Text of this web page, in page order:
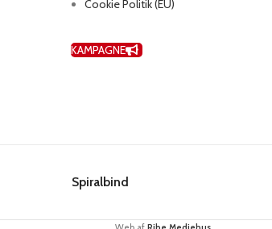
Cookie Politik (EU)
KAMPAGNE
Spiralbind